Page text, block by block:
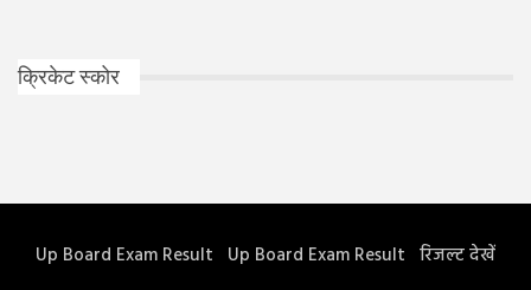
क्रिकेट स्कोर
Up Board Exam Result Up Board Exam Result रिजल्ट देखें